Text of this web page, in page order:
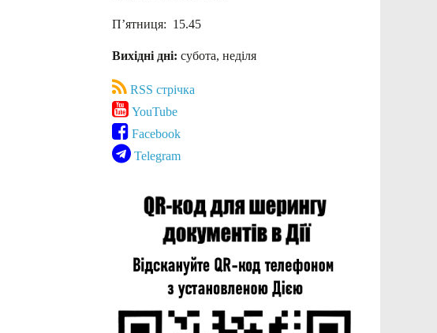
П’ятниця: 15.45
Вихідні дні: субота, неділя
RSS стрічка
YouTube
Facebook
Telegram